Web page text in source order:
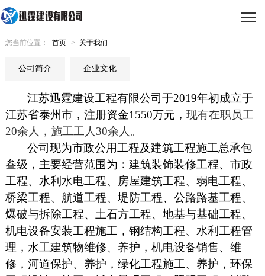
您当前位置： 首页 > 关于我们
公司简介 企业文化
江苏迅霆建设工程有限公司于2019年初成立于
江苏省泰州市，注册资金1550万元， 现有在职员工
20余人，施工工人30余人。
公司现为市政公用工程及建筑工程施工总承包
叁级， 主要经营范围为：建筑装饰装修工程、市政
工程、水利水电工程、房屋建筑工程、弱电工程、
桥梁工程、航道工程、堤防工程、公路路基工程、
爆破与拆除工程、土石方工程、地基与基础工程、
机电设备安装工程施工，钢结构工程、水利工程管
理，水工建筑物维修、养护，机电设备销售、维
修，河道保护、养护，绿化工程施工、养护，环保